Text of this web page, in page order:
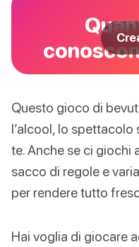
Questo gioco di
l’alcool, lo spettacolo
te. Anche se ci giochi
sacco di regole e
per rendere tutto
Hai voglia di giocare